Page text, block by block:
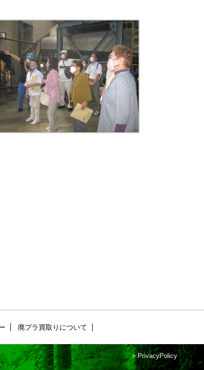
廃プラ買取りについて
> PrivacyPolicy